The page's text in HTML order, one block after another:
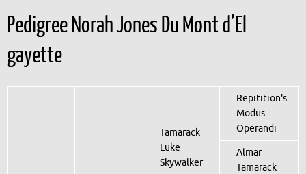
Pedigree Norah Jones Du Mont d’El
gayette
Tamarack
Luke
Skywalker
Repitition's
Modus
Operandi
Almar
Tamarack